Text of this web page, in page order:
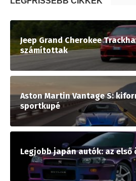
Jeep Grand Cherokee
számítottak
Aston Martin Vantage S:
sportkupé
Legjobb japán autók: az